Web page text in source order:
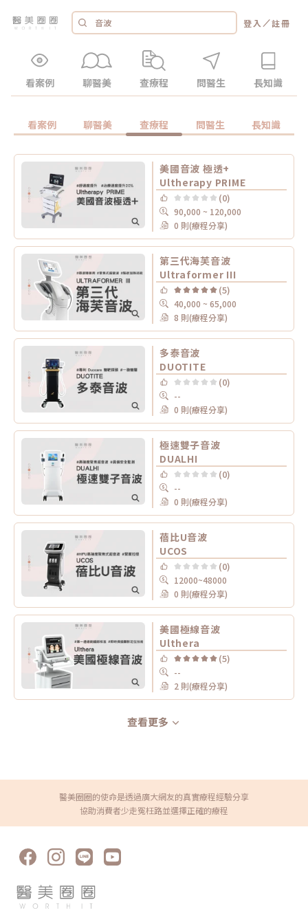
登入 ／註冊
看案例 聊醫美 查療程 問醫生 長知識
看案例 聊醫美 查療程 問醫生 長知識
美國音波 極透+
Ultherapy PRIME
(0)
90,000 ~ 120,000
0 則(療程分享)
第三代海芙音波
Ultraformer III
(5)
40,000 ~ 65,000
8 則(療程分享)
多泰音波
DUOTITE
(0)
--
0 則(療程分享)
極速雙子音波
DUALHI
(0)
--
0 則(療程分享)
蓓比U音波
UCOS
(0)
12000~48000
0 則(療程分享)
美國極線音波
Ulthera
(5)
--
2 則(療程分享)
查看更多
醫美圈圈的使命是透過廣大網友的真實療程經驗分享
協助消費者少走冤枉路並選擇正確的療程